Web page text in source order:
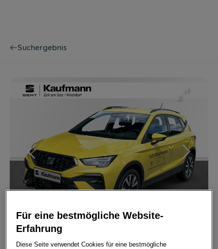
Suchergebnis
Arona Style Edition 1.0 TSI DSG
Für eine bestmögliche Website-
Erfahrung
Diese Seite verwendet Cookies für eine bestmögliche